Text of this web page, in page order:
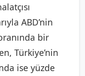
ABD’nin
bir
Türkiye’nin
ise yüzde